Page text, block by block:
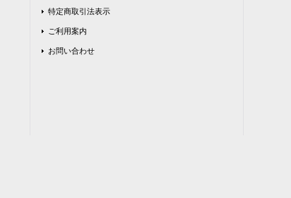
特定商取引法表示
ご利用案内
お問い合わせ